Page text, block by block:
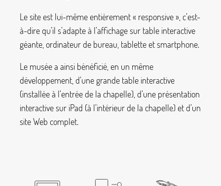
Le site est lui-même entièrement « responsive», c’est-
à-dire qu’il s’adapte à l’affichage sur table interactive
géante, ordinateur de bureau, tablette et smartphone.
Le musée a ainsi bénéficié, en un même
développement, d’une grande table interactive
(installée à l’entrée de la chapelle), d’une présentation
interactive sur iPad (à l’intérieur de la chapelle) et d’un
site Web complet.